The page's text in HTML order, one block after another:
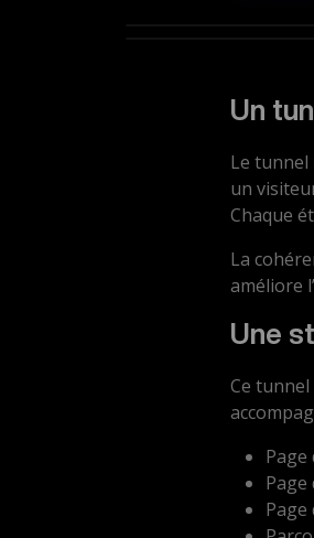
Un
Le tunnel
un
Chaque
La
améliore
Une
Ce
Page